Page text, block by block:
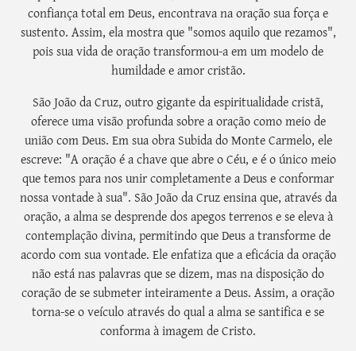
confiança total em Deus, encontrava na oração sua força e
sustento. Assim, ela mostra que "somos aquilo que rezamos",
pois sua vida de oração transformou-a em um modelo de
humildade e amor cristão.
São João da Cruz, outro gigante da espiritualidade cristã,
oferece uma visão profunda sobre a oração como meio de
união com Deus. Em sua obra Subida do Monte Carmelo, ele
escreve: "A oração é a chave que abre o Céu, e é o único meio
que temos para nos unir completamente a Deus e conformar
nossa vontade à sua". São João da Cruz ensina que, através da
oração, a alma se desprende dos apegos terrenos e se eleva à
contemplação divina, permitindo que Deus a transforme de
acordo com sua vontade. Ele enfatiza que a eficácia da oração
não está nas palavras que se dizem, mas na disposição do
coração de se submeter inteiramente a Deus. Assim, a oração
torna-se o veículo através do qual a alma se santifica e se
conforma à imagem de Cristo.